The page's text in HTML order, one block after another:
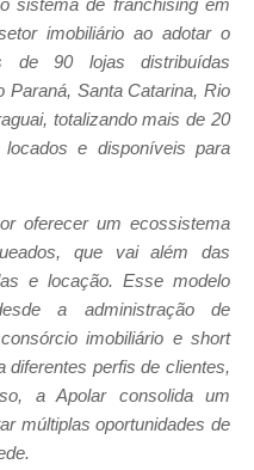
sistema de franchising em
imobiliário ao adotar o
de 90 lojas distribuídas
Paraná, Santa Catarina, Rio
totalizando mais de 20
e disponíveis para
oferecer um ecossistema
que vai além das
e locação. Esse modelo
a administração de
imobiliário e short
diferentes perfis de clientes,
a Apolar consolida um
múltiplas oportunidades de